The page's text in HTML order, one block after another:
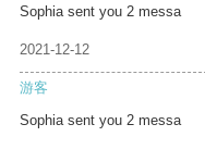
Sophia sent you 2 messa
2021-12-12
游客
Sophia sent you 2 messa